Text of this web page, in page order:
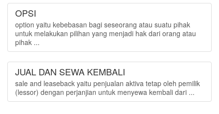
OPSI
option yaitu kebebasan bagi seseorang atau suatu pihak
untuk melakukan pilihan yang menjadi hak dari orang atau
pihak ...
JUAL DAN SEWA KEMBALI
sale and leaseback yaitu penjualan aktiva tetap oleh pemilik
(lessor) dengan perjanjian untuk menyewa kembali dari ...